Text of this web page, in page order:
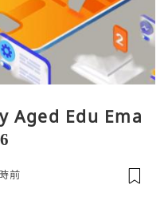
Aged Edu Ema
前